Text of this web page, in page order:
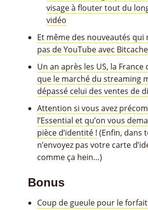
visage à flouter tout du
vidéo
Et même des nouveautés qui
pas de YouTube avec Bitcache
Un an après les US, la France
que le marché du streaming
dépassé celui des ventes de
Attention si vous avez
l’Essential et qu’on vous
pièce d’identité ! (Enfin, dans
n’envoyez pas votre carte
comme ça hein…)
Bonus
Coup de gueule pour le